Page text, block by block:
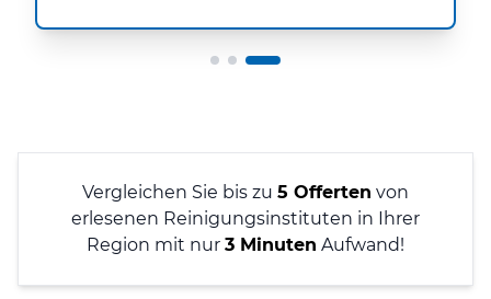
Vergleichen Sie bis zu 5 Offerten von
erlesenen Reinigungsinstituten in Ihrer
Region mit nur 3 Minuten Aufwand!